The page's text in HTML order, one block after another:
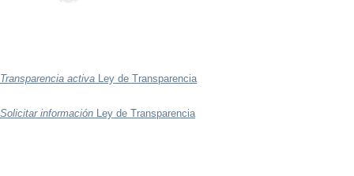
Transparencia activa Ley de Transparencia
Solicitar información Ley de Transparencia